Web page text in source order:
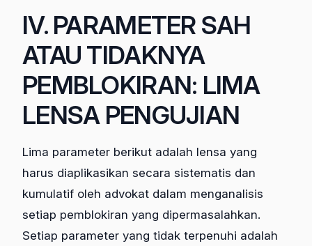
IV. PARAMETER SAH
ATAU TIDAKNYA
PEMBLOKIRAN: LIMA
LENSA PENGUJIAN
Lima parameter berikut adalah lensa yang
harus diaplikasikan secara sistematis dan
kumulatif oleh advokat dalam menganalisis
setiap pemblokiran yang dipermasalahkan.
Setiap parameter yang tidak terpenuhi adalah